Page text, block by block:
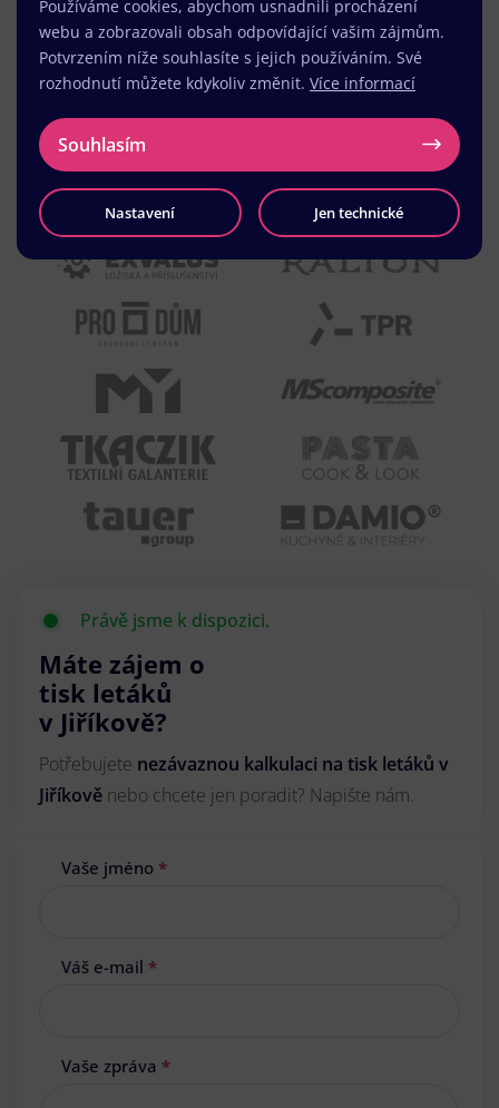
Právě jsme k dispozici.
Máte zájem o
tisk letáků
v Jiříkově?
Potřebujete nezávaznou kalkulaci na tisk letáků v
Jiříkově nebo chcete jen poradit? Napište nám.
Vaše jméno *
Váš e-mail *
Vaše zpráva *
Používáme cookies, abychom usnadnili procházení
webu a zobrazovali obsah odpovídající vašim zájmům.
Potvrzením níže souhlasíte s jejich používáním. Své
rozhodnutí můžete kdykoliv změnit. Více informací
Souhlasím
Nastavení Jen technické